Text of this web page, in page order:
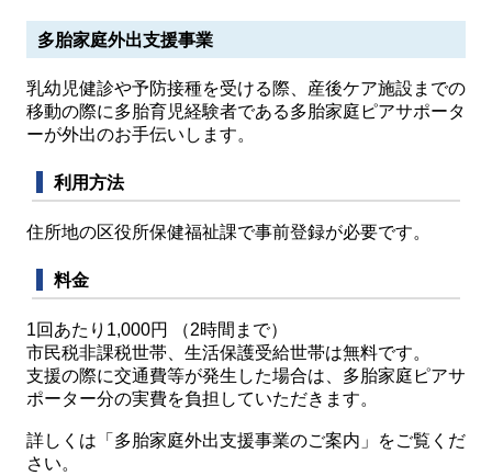
多胎家庭外出支援事業
乳幼児健診や予防接種を受ける際、産後ケア施設までの
移動の際に多胎育児経験者である多胎家庭ピアサポータ
ーが外出のお手伝いします。
利用方法
住所地の区役所保健福祉課で事前登録が必要です。
料金
1回あたり1,000円 （2時間まで）
市民税非課税世帯、生活保護受給世帯は無料です。
支援の際に交通費等が発生した場合は、多胎家庭ピアサ
ポーター分の実費を負担していただきます。
詳しくは「多胎家庭外出支援事業のご案内」をご覧くだ
さい。